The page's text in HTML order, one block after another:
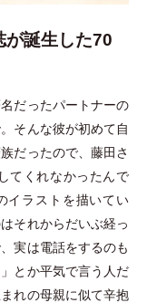
誕生した70
だったパートナーの
そんな彼が初めて自
だったので、藤田さ
てくれなかったんで
イラストを描いてい
それからだいぶ経っ
実は電話をするのも
」 とか平気で言う人だ
れの母親に似て辛抱